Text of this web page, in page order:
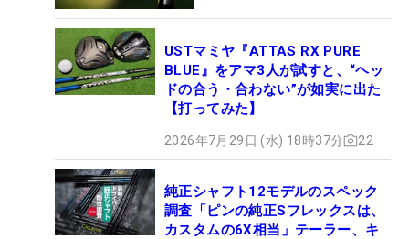
USTマミヤ『ATTAS RX PURE
BLUE』をアマ3人が試すと、“ヘッ
ドの合う・合わない”が如実に出た
【打ってみた】
2026年7月29日 (水) 18時37分 22
純正シャフト12モデルのスペック
調査「ピンの純正Sフレックスは、
カスタムの6X相当」テーラー、キ